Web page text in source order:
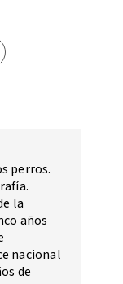
perros.
la
años
nacional
de